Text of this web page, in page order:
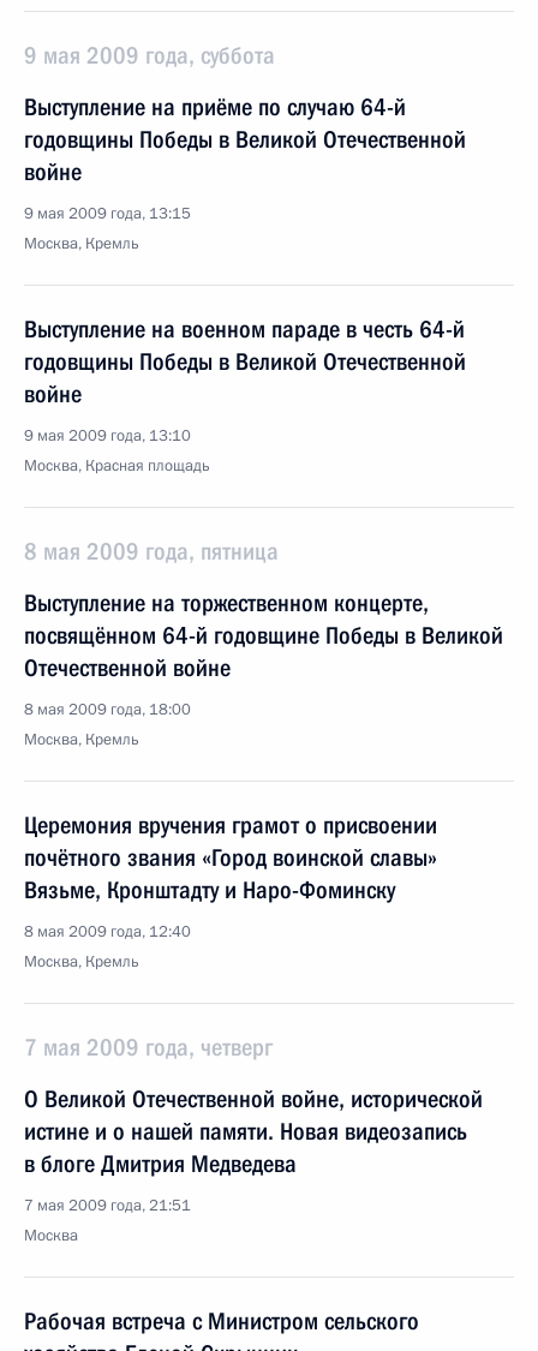
9 мая 2009 года, суббота
Выступление на приёме по случаю 64-й
годовщины Победы в Великой Отечественной
войне
9 мая 2009 года, 13:15
Москва, Кремль
Выступление на военном параде в честь 64-й
годовщины Победы в Великой Отечественной
войне
9 мая 2009 года, 13:10
Москва, Красная площадь
8 мая 2009 года, пятница
Выступление на торжественном концерте,
посвящённом 64-й годовщине Победы в Великой
Отечественной войне
8 мая 2009 года, 18:00
Москва, Кремль
Церемония вручения грамот о присвоении
почётного звания «Город воинской славы»
Вязьме, Кронштадту и Наро-Фоминску
8 мая 2009 года, 12:40
Москва, Кремль
7 мая 2009 года, четверг
О Великой Отечественной войне, исторической
истине и о нашей памяти. Новая видеозапись
в блоге Дмитрия Медведева
7 мая 2009 года, 21:51
Москва
Рабочая встреча с Министром сельского